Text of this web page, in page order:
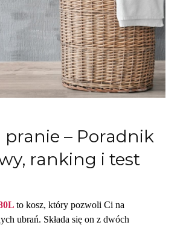
pranie – Poradnik
ranking i test
to kosz, który pozwoli Ci na
ubrań. Składa się on z dwóch